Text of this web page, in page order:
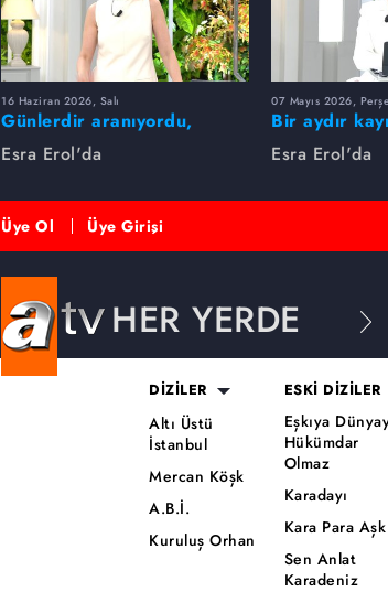
16 Haziran 2026, Salı
Günlerdir aranıyordu,
dakikalar içinde bulundu!
Esra Erol'da
07 Mayıs 2026,
Bir aydır
Esra Erol
Esra Erol'da
Üye Ol Üye Girişi
HER YERDE
DİZİLER
Altı Üstü
İstanbul
Mercan Köşk
A.B.İ.
Kuruluş Orhan
ESKİ DİZİLER
Eşkıya
Hükümdar
Olmaz
Karadayı
Kara Para Aşk
Sen Anlat
Karadeniz